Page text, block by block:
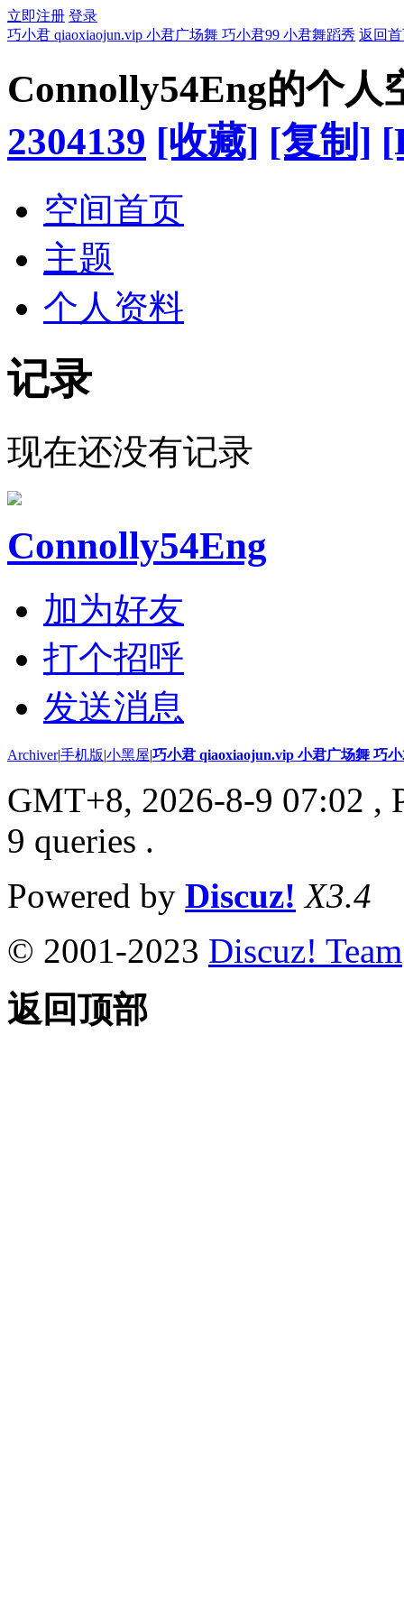
立即注册 登录
巧小君 qiaoxiaojun.vip 小君广场舞 巧小君99 小君舞蹈秀 返回
Connolly54Eng的个人
2304139 [收藏] [复制]
空间首页
主题
个人资料
记录
现在还没有记录
Connolly54Eng
加为好友
打个招呼
发送消息
Archiver|手机版|小黑屋|巧小君 qiaoxiaojun.vip 小君广场舞 巧
GMT+8, 2026-8-9 07:02 ,
9 queries .
Powered by Discuz! X3.4
© 2001-2023 Discuz! Team
返回顶部